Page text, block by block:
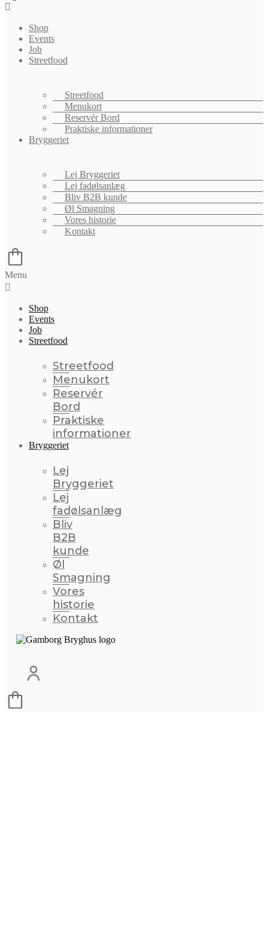
Shop
Events
Job
Streetfood
Streetfood
Menukort
Reservér Bord
Praktiske informationer
Bryggeriet
Lej Bryggeriet
Lej fadølsanlæg
Bliv B2B kunde
Øl Smagning
Vores historie
Kontakt
Menu
Shop
Events
Job
Streetfood
Streetfood
Menukort
Reservér
Bord
Praktiske
informationer
Bryggeriet
Lej
Bryggeriet
Lej
fadølsanlæg
Bliv
B2B
kunde
Øl
Smagning
Vores
historie
Kontakt